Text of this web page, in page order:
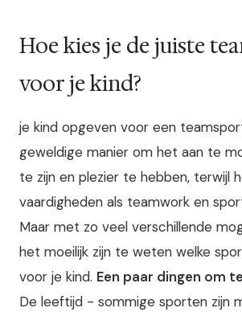
Hoe kies je de juiste
voor je kind?
je kind opgeven voor een
geweldige manier om het aan te
te zijn en plezier te hebben, terwijl
vaardigheden als teamwork en
Maar met zo veel verschillende
het moeilijk zijn te weten welke
voor je kind. Een paar dingen om
De leeftijd - sommige sporten zijn